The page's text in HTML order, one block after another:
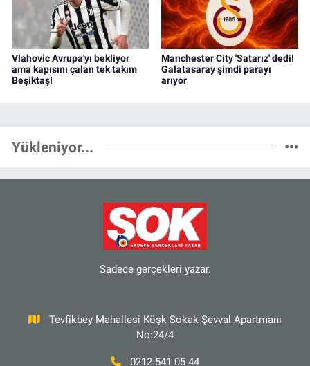
Vlahovic Avrupa'yı bekliyor
ama kapısını çalan tek takım
Beşiktaş!
Manchester City 'Satarız' dedi!
Galatasaray şimdi parayı
arıyor
Yükleniyor...
Sadece gerçekleri yazar.
Tevfikbey Mahallesi Köşk Sokak Şevval Apartmanı
No:24/4
0212 541 05 44